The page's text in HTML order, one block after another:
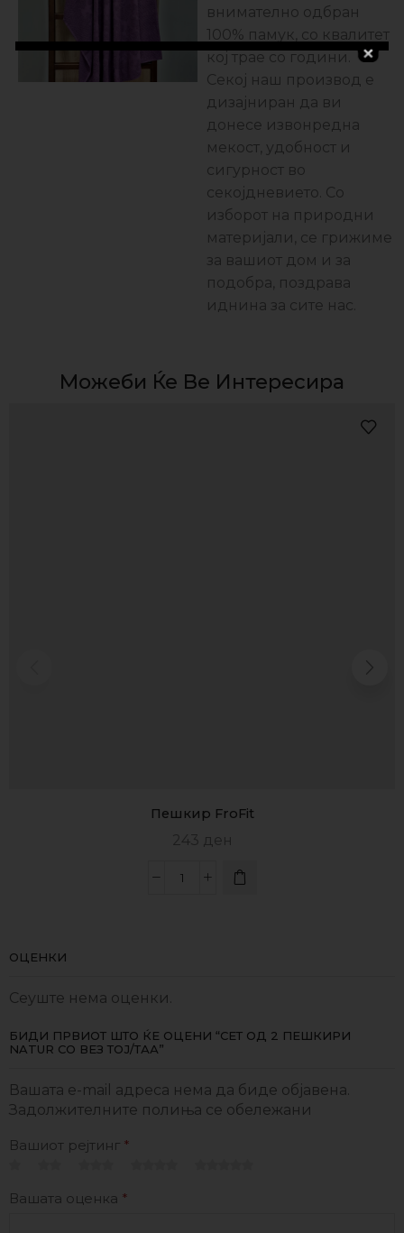
внимателно одбран
100% памук, со квалитет
кој трае со години.
Секој наш производ е
дизајниран да ви
донесе извонредна
мекост, удобност и
сигурност во
секојдневието. Со
изборот на природни
материјали, се грижиме
за вашиот дом и за
подобра, поздравa
иднина за сите нас.
Можеби Ќе Ве Интересира
Пешкир FroFit
243 ден
ОЦЕНКИ
Сеуште нема оценки.
БИДИ ПРВИОТ ШТО ЌЕ ОЦЕНИ “СЕТ ОД 2 ПЕШКИРИ
NATUR СО ВЕЗ ТОЈ/ТАА”
Вашата e-mail адреса нема да биде објавена.
Задолжителните полиња се обележани
Вашиот рејтинг *
Вашата оценка *